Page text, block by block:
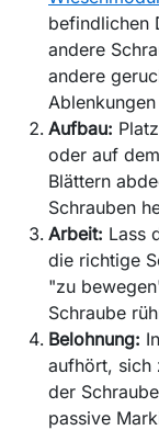
befindlichen
andere
andere
Aufbau:
oder auf
Blättern
Schrauben
Arbeit: Lass
die richtige
"zu
Schraube
Belohnung:
aufhört, sich
der
passive